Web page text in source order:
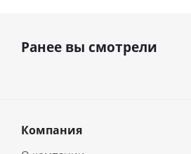
Ранее вы смотрели
Компания